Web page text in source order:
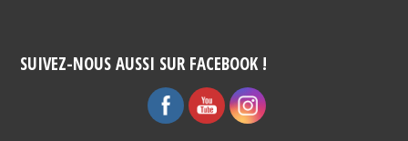
SUIVEZ-NOUS AUSSI SUR FACEBOOK !